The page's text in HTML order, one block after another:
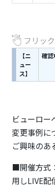
フリッ
【ニ
ュー
ス】
確
ビューロー
変更事例に
ご興味のあ
■開催方式
用しLIVE配